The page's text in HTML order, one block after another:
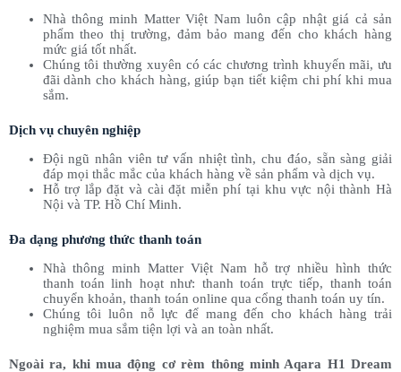
Nhà thông minh Matter Việt Nam luôn cập nhật giá cả sản
phẩm theo thị trường, đảm bảo mang đến cho khách hàng
mức giá tốt nhất.
Chúng tôi thường xuyên có các chương trình khuyến mãi, ưu
đãi dành cho khách hàng, giúp bạn tiết kiệm chi phí khi mua
sắm.
Dịch vụ chuyên nghiệp
Đội ngũ nhân viên tư vấn nhiệt tình, chu đáo, sẵn sàng giải
đáp mọi thắc mắc của khách hàng về sản phẩm và dịch vụ.
Hỗ trợ lắp đặt và cài đặt miễn phí tại khu vực nội thành Hà
Nội và TP. Hồ Chí Minh.
Đa dạng phương thức thanh toán
Nhà thông minh Matter Việt Nam hỗ trợ nhiều hình thức
thanh toán linh hoạt như: thanh toán trực tiếp, thanh toán
chuyển khoản, thanh toán online qua cổng thanh toán uy tín.
Chúng tôi luôn nỗ lực để mang đến cho khách hàng trải
nghiệm mua sắm tiện lợi và an toàn nhất.
Ngoài ra, khi mua động cơ rèm thông minh Aqara H1 Dream